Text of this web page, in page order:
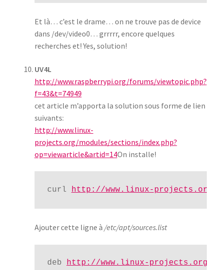
Et là… c’est le drame… on ne trouve pas de device
dans /dev/video0… grrrrr, encore quelques
recherches et! Yes, solution!
UV4L
http://www.raspberrypi.org/forums/viewtopic.php?
f=43&t=74949
cet article m’apporta la solution sous forme de lien
suivants:
http://www.linux-
projects.org/modules/sections/index.php?
op=viewarticle&artid=14On installe!
curl http://www.linux-
Ajouter cette ligne à /etc/apt/sources.list
deb http://www.linux-projects.org/